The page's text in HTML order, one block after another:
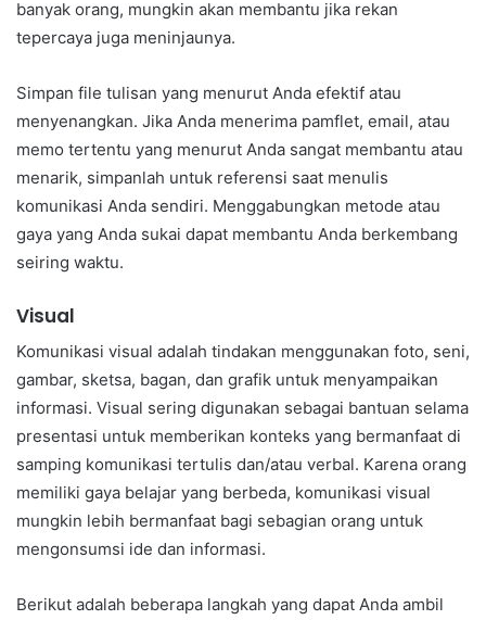
banyak orang, mungkin akan membantu jika rekan
tepercaya juga meninjaunya.
Simpan file tulisan yang menurut Anda efektif atau
menyenangkan. Jika Anda menerima pamflet, email, atau
memo tertentu yang menurut Anda sangat membantu atau
menarik, simpanlah untuk referensi saat menulis
komunikasi Anda sendiri. Menggabungkan metode atau
gaya yang Anda sukai dapat membantu Anda berkembang
seiring waktu.
Visual
Komunikasi visual adalah tindakan menggunakan foto, seni,
gambar, sketsa, bagan, dan grafik untuk menyampaikan
informasi. Visual sering digunakan sebagai bantuan selama
presentasi untuk memberikan konteks yang bermanfaat di
samping komunikasi tertulis dan/atau verbal. Karena orang
memiliki gaya belajar yang berbeda, komunikasi visual
mungkin lebih bermanfaat bagi sebagian orang untuk
mengonsumsi ide dan informasi.
Berikut adalah beberapa langkah yang dapat Anda ambil